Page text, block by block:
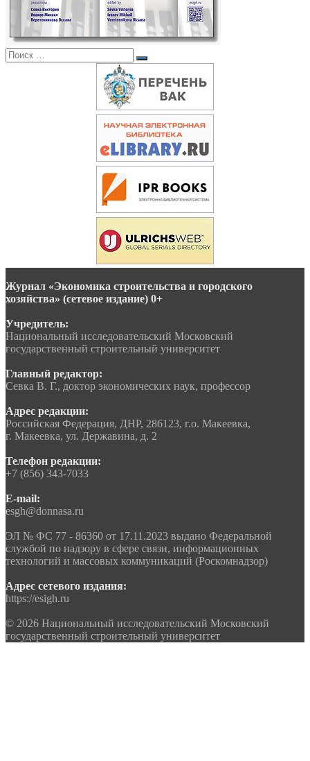
Поиск:
Поиск
Журнал «Экономика строительства и городского
хозяйства» (сетевое издание) 0+
Учредитель:
Национальный исследовательский Московский
государственный строительный университет
Главный редактор:
Севка В. Г., доктор экономических наук, профессор
Адрес редакции:
Российская Федерация, ДНР, 286123, г.о. Макеевка,
г. Макеевка, ул. Державина, д. 2
Телефон редакции:
+7 (856) 343-7033
E-mail:
esgh@donnasa.ru
ЭЛ № ФС 77 - 86360 от 17.11.2023 выдано Федеральной
службой по надзору в сфере связи, информационных
технологий и массовых коммуникаций (Роскомнадзор)
Адрес сетевого издания:
https://esigh.ru
© 2026 Национальный исследовательский Московский
государственный строительный университет